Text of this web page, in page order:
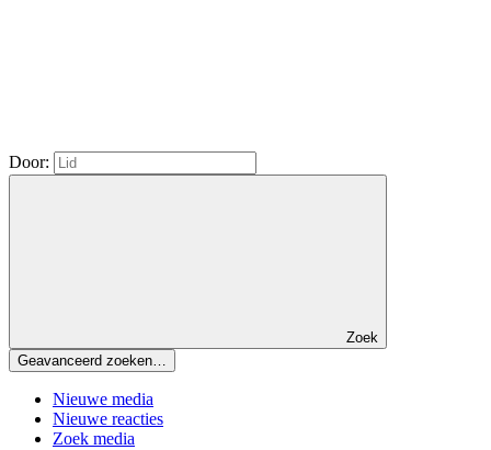
Door:
Zoek
Geavanceerd zoeken…
Nieuwe media
Nieuwe reacties
Zoek media